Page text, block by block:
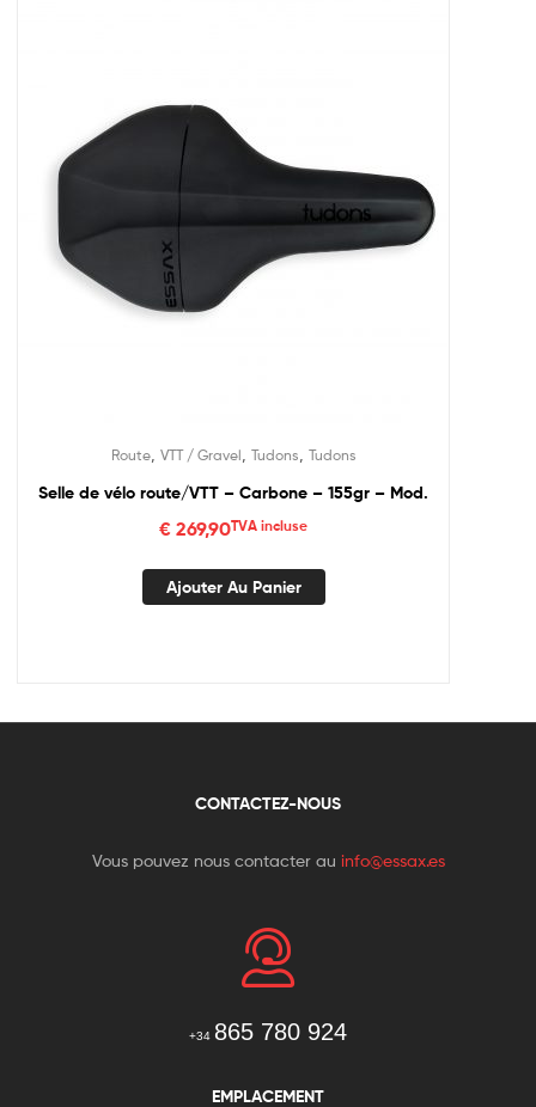
Route, VTT / Gravel Tudons Tudons
Selle de vélo route/VTT – Carbone – 155gr – Mod.
€ 269,90TVA incluse
Ajouter Au Panier
CONTACTEZ-NOUS
Vous pouvez nous contacter au info@essax.es
+34 865 780 924
EMPLACEMENT